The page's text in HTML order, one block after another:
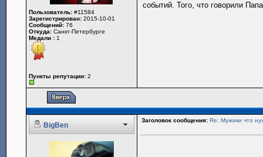
Пользователь: #11584
Зарегистрирован: 2015-10-01
Сообщений: 76
Откуда: Санкт-Петербурге
Медали : 1
Пункты репутации: 2
событий. Того, что говорили
BigBen
Заголовок сообщения: Re: Мужики что